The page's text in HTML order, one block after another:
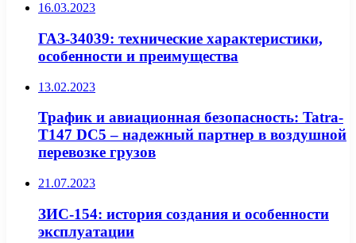
16.03.2023
ГАЗ-34039: технические характеристики,
особенности и преимущества
13.02.2023
Трафик и авиационная безопасность: Tatra-
T147 DC5 – надежный партнер в воздушной
перевозке грузов
21.07.2023
ЗИС-154: история создания и особенности
эксплуатации